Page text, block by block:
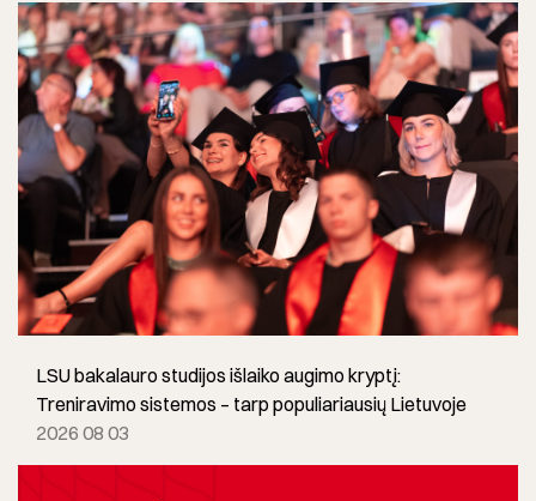
LSU bakalauro studijos išlaiko augimo kryptį:
Treniravimo sistemos – tarp populiariausių Lietuvoje
2026 08 03